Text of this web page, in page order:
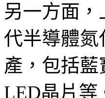
另一方面，
代半導體氮
產，包括
LED晶片等